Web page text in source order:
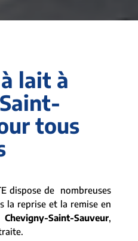
lait à
tous
dispose de nombreuses
la reprise et la remise en
Chevigny-Saint-Sauveur,